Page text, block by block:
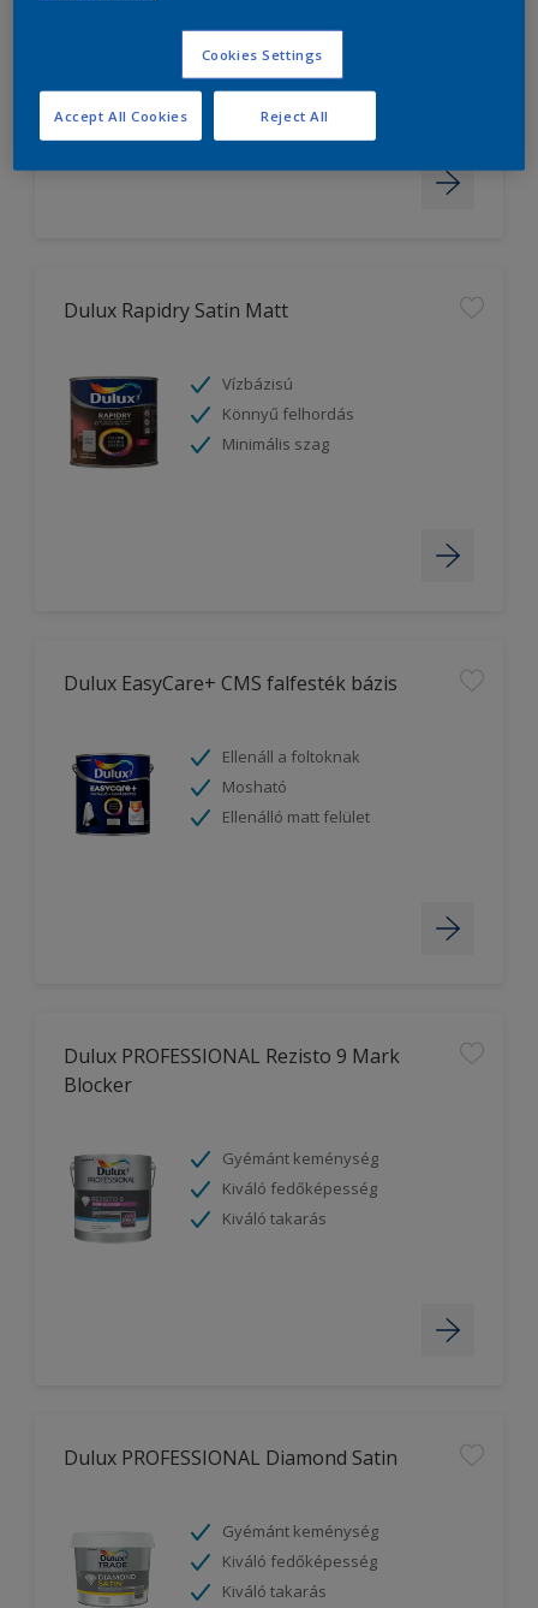
Könnyű felhordás
Dulux Rapidry Satin Matt
Vízbázisú
Könnyű felhordás
Minimális szag
Dulux EasyCare+ CMS falfesték bázis
Ellenáll a foltoknak
Mosható
Ellenálló matt felület
Dulux PROFESSIONAL Rezisto 9 Mark
Blocker
Gyémánt keménység
Kiváló fedőképesség
Kiváló takarás
Dulux PROFESSIONAL Diamond Satin
Gyémánt keménység
Kiváló fedőképesség
Kiváló takarás
Cookies Settings
Reject All
Accept All Cookies